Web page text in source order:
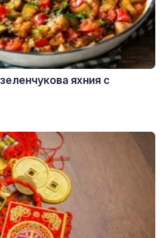
яхния с